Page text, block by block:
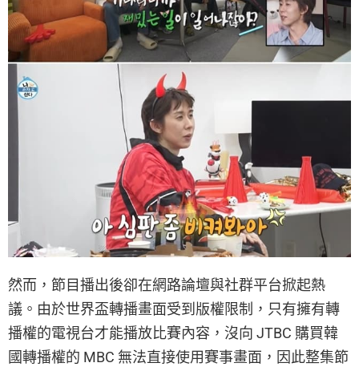
然而，節目播出後卻在網路論壇與社群平台掀起熱
議。由於世界盃轉播畫面受到版權限制，只有擁有轉
播權的電視台才能播放比賽內容，沒向 JTBC 購買韓
國轉播權的 MBC 無法直接使用賽事畫面，因此整集節